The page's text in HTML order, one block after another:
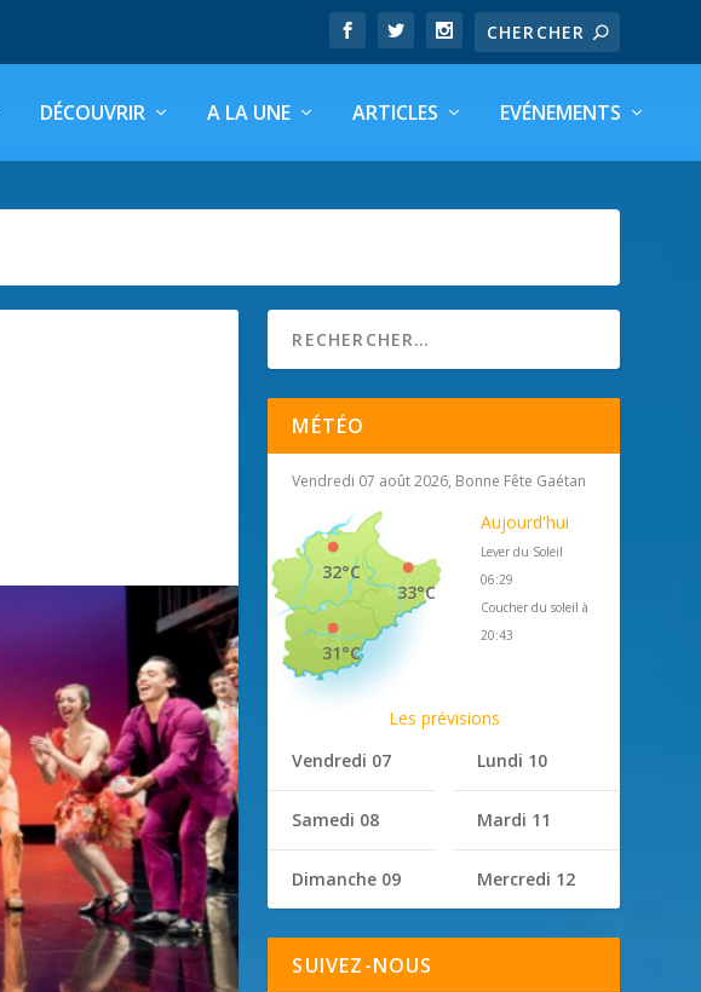
DÉCOUVRIR A LA UNE ARTICLES EVÉNEMENTS
MÉTÉO
Vendredi 07 août 2026, Bonne Fête Gaétan
33°C
32°C
31°C
Aujourd'hui
Lever du Soleil
06:29
Coucher du soleil à
20:43
Les prévisions
Vendredi 07
Samedi 08
Dimanche 09
Lundi 10
Mardi 11
Mercredi 12
SUIVEZ-NOUS